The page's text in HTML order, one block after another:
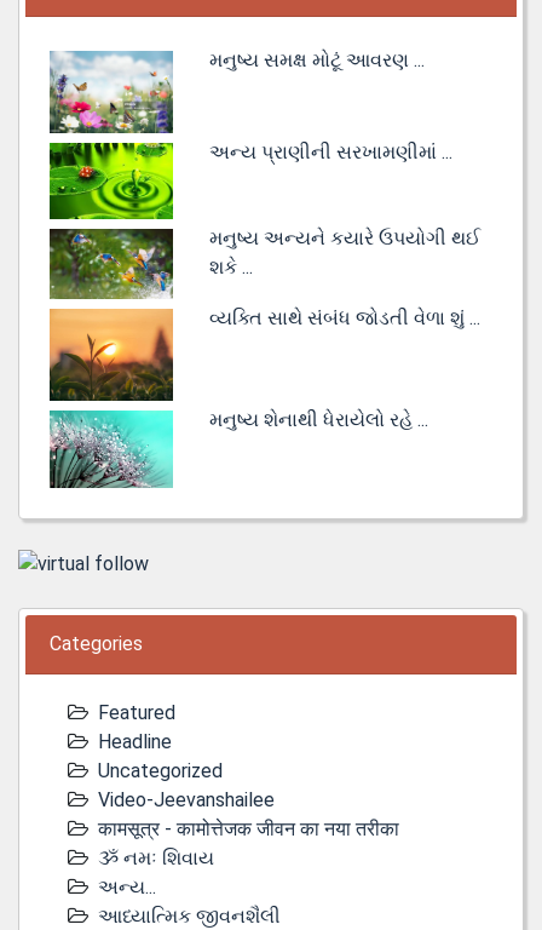
મનુષ્ય સમક્ષ મોટૂં આવરણ ...
અન્ય પ્રાણીની સરખામણીમાં ...
મનુષ્ય અન્યને કયારે ઉપયોગી થઈ
શકે ...
વ્યક્તિ સાથે સંબંધ જોડતી વેળા શું ...
મનુષ્ય શેનાથી ધેરાયેલો રહે ...
Categories
Featured
Headline
Uncategorized
Video-Jeevanshailee
कामसूत्र - कामोत्तेजक जीवन का नया तरीका
ૐ નમઃ શિવાય
અન્ય...
આધ્યાત્મિક જીવનશૈલી